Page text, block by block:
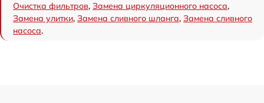
Очистка фильтров, Замена циркуляционного насоса,
Замена улитки, Замена сливного шланга, Замена сливного
насоса.